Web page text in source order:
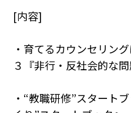
[内容]
・育てるカウンセリン
３『非行・反社会的な問
・“教職研修”スタート